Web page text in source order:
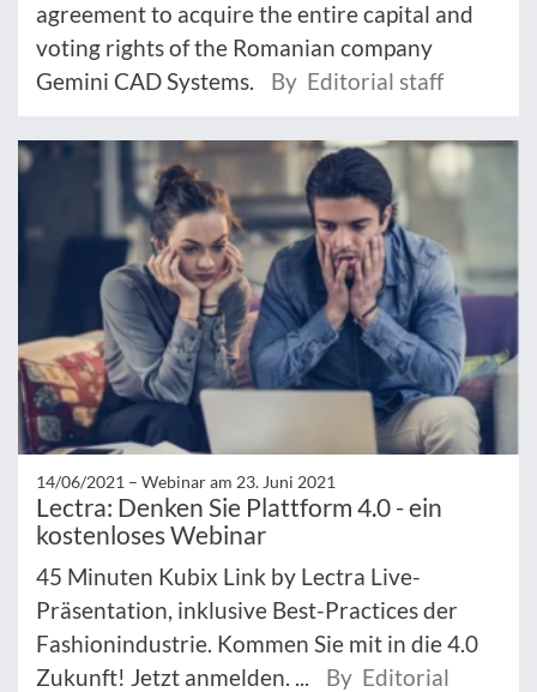
agreement to acquire the entire capital and
voting rights of the Romanian company
Gemini CAD Systems.
By Editorial staff
14/06/2021 – Webinar am 23. Juni 2021
Lectra: Denken Sie Plattform 4.0 - ein
kostenloses Webinar
45 Minuten Kubix Link by Lectra Live-
Präsentation, inklusive Best-Practices der
Fashionindustrie. Kommen Sie mit in die 4.0
Zukunft! Jetzt anmelden. ...
By Editorial